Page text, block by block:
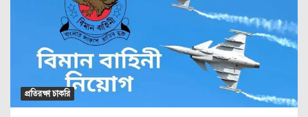
প্রতিরক্ষা চাকরি